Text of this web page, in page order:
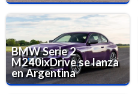
BMW Serie 2
M240ixDrive se lanza
en Argentina